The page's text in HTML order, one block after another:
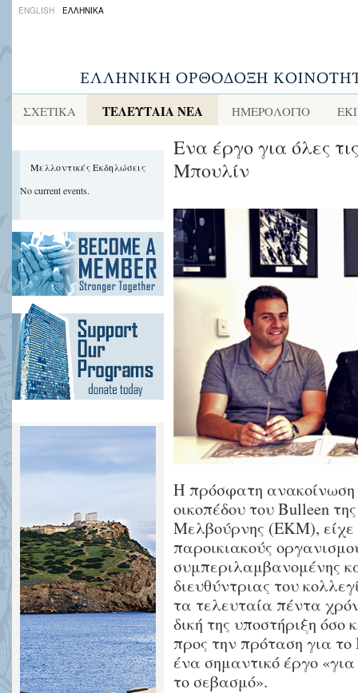
ENGLISH ΕΛΛΗΝΙΚΑ
ΣΧΕΤΙΚΑ ΤΕΛΕΥΤΑΙΑ ΝΕΑ ΗΜΕΡΟΛΟΓΙΟ
Μελλοντικές Εκδηλώσεις
No current events.
Ενα έργο για όλες
Μπουλίν
Η πρόσφατη ανακοίνωση
οικοπέδου του Bulleen
Μελβούρνης (ΕΚΜ), είχε
παροικιακούς
συμπεριλαμβανομένης
διευθύντριας του
τα τελευταία πέντα
δική της υποστήριξη όσο
προς την πρόταση για το
ένα σημαντικό έργο «για
το σεβασμό».